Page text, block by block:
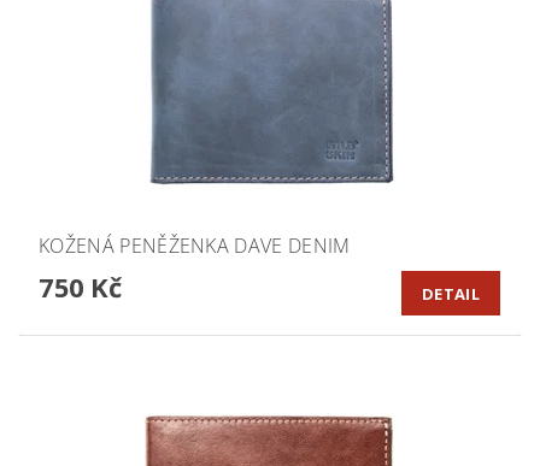
KOŽENÁ PENĚŽENKA DAVE DENIM
750 Kč DETAIL